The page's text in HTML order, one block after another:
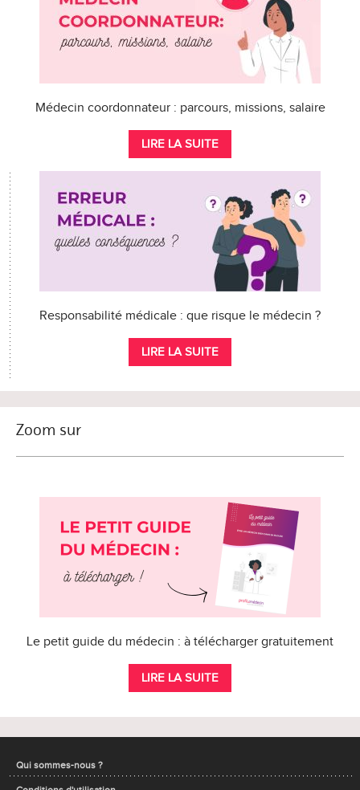
Médecin coordonnateur : parcours, missions, salaire
LIRE LA SUITE
Responsabilité médicale : que risque le médecin ?
LIRE LA SUITE
Zoom sur
Le petit guide du médecin : à télécharger gratuitement
LIRE LA SUITE
Qui sommes-nous ?